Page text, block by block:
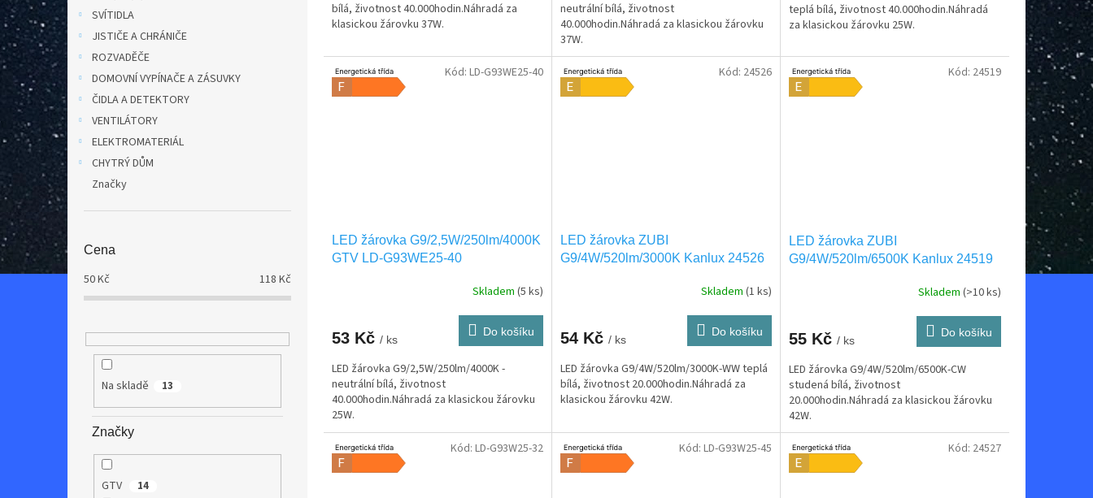
SVÍTIDLA
JISTIČE A CHRÁNIČE
ROZVADĚČE
DOMOVNÍ VYPÍNAČE A ZÁSUVKY
ČIDLA A DETEKTORY
VENTILÁTORY
ELEKTROMATERIÁL
CHYTRÝ DŮM
Značky
Cena
50Kč 118 Kč
Na skladě 13
Značky
GTV 14
bílá, životnost 40.000hodin.Náhradá za
klasickou žárovku 37W.
neutrální bílá, životnost
40.000hodin.Náhradá za klasickou žárovku
37W.
teplá bílá, životnost 40.000hodin.Náhradá
za klasickou žárovku 25W.
LED žárovka G9/2,5W/250lm/4000K
GTV LD-G93WE25-40
Skladem (5 ks)
53 Kč / ks
Do košíku
LED žárovka G9/2,5W/250lm/4000K -
neutrální bílá, životnost
40.000hodin.Náhradá za klasickou žárovku
25W.
Kód: LD-G93WE25-40
LED žárovka ZUBI
G9/4W/520lm/3000K Kanlux 24526
Skladem (1 ks)
54 Kč / ks
Do košíku
LED žárovka G9/4W/520lm/3000K-WW teplá
bílá, životnost 20.000hodin.Náhradá za
klasickou žárovku 42W.
Kód: 24526
LED žárovka ZUBI
G9/4W/520lm/6500K Kanlux 24519
Skladem (>10 ks)
55 Kč / ks
Do košíku
LED žárovka G9/4W/520lm/6500K-CW
studená bílá, životnost
20.000hodin.Náhradá za klasickou žárovku
42W.
Kód: 24519
Kód: LD-G93W25-32 Kód: LD-G93W25-45 Kód: 24527